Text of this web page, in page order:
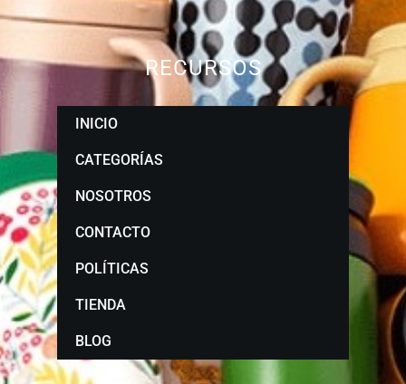
RECURSOS
INICIO
CATEGORÍAS
NOSOTROS
CONTACTO
POLÍTICAS
TIENDA
BLOG